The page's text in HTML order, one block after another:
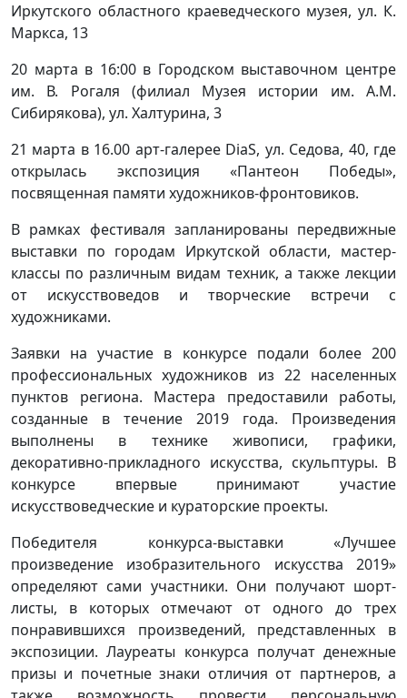
Иркутского областного краеведческого музея, ул. К.
Маркса, 13
20 марта в 16:00 в Городском выставочном центре
им. В. Рогаля (филиал Музея истории им. А.М.
Сибирякова), ул. Халтурина, 3
21 марта в 16.00 арт-галерее DiaS, ул. Седова, 40, где
открылась экспозиция «Пантеон Победы»,
посвященная памяти художников-фронтовиков.
В рамках фестиваля запланированы передвижные
выставки по городам Иркутской области, мастер-
классы по различным видам техник, а также лекции
от искусствоведов и творческие встречи с
художниками.
Заявки на участие в конкурсе подали более 200
профессиональных художников из 22 населенных
пунктов региона. Мастера предоставили работы,
созданные в течение 2019 года. Произведения
выполнены в технике живописи, графики,
декоративно-прикладного искусства, скульптуры. В
конкурсе впервые принимают участие
искусствоведческие и кураторские проекты.
Победителя конкурса-выставки «Лучшее
произведение изобразительного искусства 2019»
определяют сами участники. Они получают шорт-
листы, в которых отмечают от одного до трех
понравившихся произведений, представленных в
экспозиции. Лауреаты конкурса получат денежные
призы и почетные знаки отличия от партнеров, а